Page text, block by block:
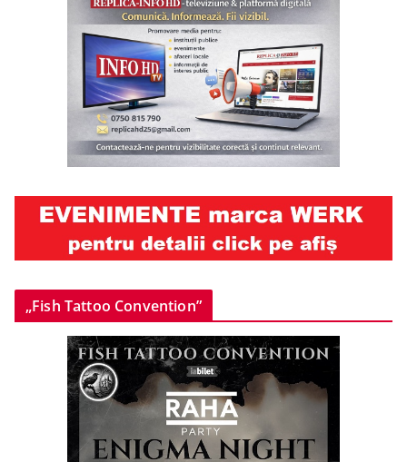
„Fish Tattoo Convention”